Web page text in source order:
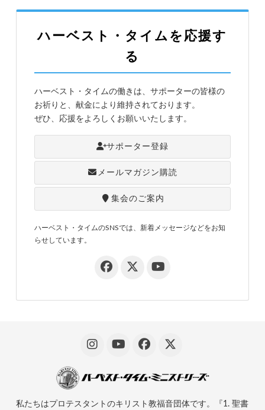
ハーベスト・タイムを応援す
る
ハーベスト・タイムの働きは、サポーターの皆様の
お祈りと、献金により維持されております。
ぜひ、応援をよろしくお願いいたします。
サポーター登録
メールマガジン購読
集会のご案内
ハーベスト・タイムのSNSでは、新着メッセージなどをお知
らせしています。
私たちはプロテスタントのキリスト教福音団体です。『1. 聖書